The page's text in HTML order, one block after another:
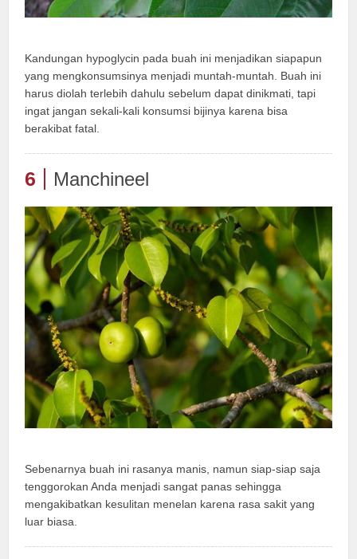
Kandungan hypoglycin pada buah ini menjadikan siapapun
yang mengkonsumsinya menjadi muntah-muntah. Buah ini
harus diolah terlebih dahulu sebelum dapat dinikmati, tapi
ingat jangan sekali-kali konsumsi bijinya karena bisa
berakibat fatal.
6 Manchineel
Sebenarnya buah ini rasanya manis, namun siap-siap saja
tenggorokan Anda menjadi sangat panas sehingga
mengakibatkan kesulitan menelan karena rasa sakit yang
luar biasa.